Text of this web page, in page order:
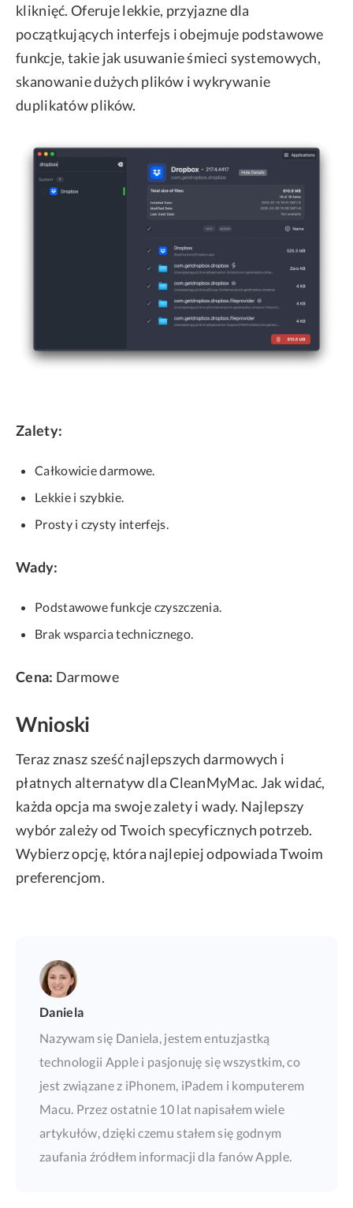
kliknięć. Oferuje lekkie, przyjazne dla
początkujących interfejs i obejmuje podstawowe
funkcje, takie jak usuwanie śmieci systemowych,
skanowanie dużych plików i wykrywanie
duplikatów plików.
Zalety:
Całkowicie darmowe.
Lekkie i szybkie.
Prosty i czysty interfejs.
Wady:
Podstawowe funkcje czyszczenia.
Brak wsparcia technicznego.
Cena: Darmowe
Wnioski
Teraz znasz sześć najlepszych darmowych i
płatnych alternatyw dla CleanMyMac. Jak widać,
każda opcja ma swoje zalety i wady. Najlepszy
wybór zależy od Twoich specyficznych potrzeb.
Wybierz opcję, która najlepiej odpowiada Twoim
preferencjom.
Daniela
Nazywam się Daniela, jestem entuzjastką
technologii Apple i pasjonuję się wszystkim, co
jest związane z iPhonem, iPadem i komputerem
Macu. Przez ostatnie 10 lat napisałem wiele
artykułów, dzięki czemu stałem się godnym
zaufania źródłem informacji dla fanów Apple.